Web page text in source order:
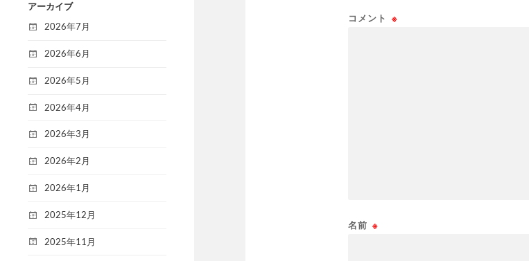
アーカイブ
2026年7月
2026年6月
2026年5月
2026年4月
2026年3月
2026年2月
2026年1月
2025年12月
2025年11月
コメント ※
名前 ※